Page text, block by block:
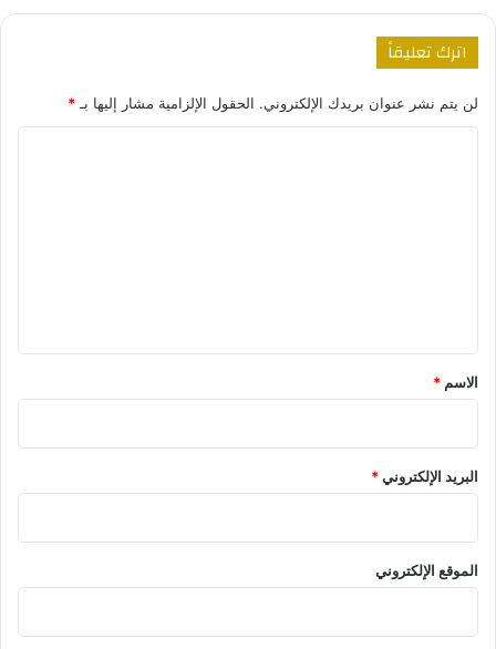
اترك تعليقاً
لن يتم نشر عنوان بريدك الإلكتروني. الحقول الإلزامية مشار إليها بـ*
*
الاسم *
البريد الإلكتروني*
الموقع الإلكتروني